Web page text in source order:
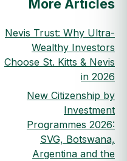
More Articles
Nevis Trust: Why Ultra-
Wealthy Investors
Choose St. Kitts & Nevis
in 2026
New Citizenship by
Investment
Programmes 2026:
SVG, Botswana,
Argentina and the